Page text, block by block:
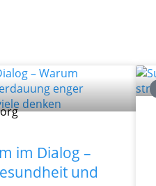
im Dialog –
und